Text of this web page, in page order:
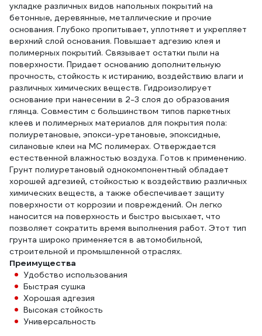
укладке различных видов напольных покрытий на
бетонные, деревянные, металлические и прочие
основания. Глубоко пропитывает, уплотняет и укрепляет
верхний слой основания. Повышает адгезию клея и
полимерных покрытий. Связывает остатки пыли на
поверхности. Придает основанию дополнительную
прочность, стойкость к истиранию, воздействию влаги и
различных химических веществ. Гидроизолирует
основание при нанесении в 2-3 слоя до образования
глянца. Совместим с большинством типов паркетных
клеев и полимерных материалов для покрытия пола:
полиуретановые, эпокси-уретановые, эпоксидные,
силановые клеи на МС полимерах. Отверждается
естественной влажностью воздуха. Готов к применению.
Грунт полиуретановый однокомпонентный обладает
хорошей адгезией, стойкостью к воздействию различных
химических веществ, а также обеспечивает защиту
поверхности от коррозии и повреждений. Он легко
наносится на поверхность и быстро высыхает, что
позволяет сократить время выполнения работ. Этот тип
грунта широко применяется в автомобильной,
строительной и промышленной отраслях.
Преимущества
Удобство использования
Быстрая сушка
Хорошая адгезия
Высокая стойкость
Универсальность